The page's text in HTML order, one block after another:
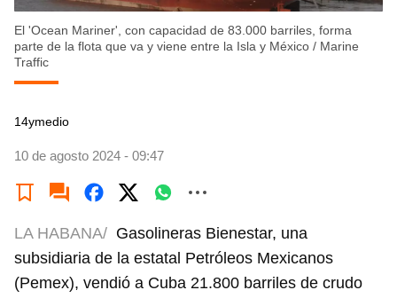
El 'Ocean Mariner', con capacidad de 83.000 barriles, forma
parte de la flota que va y viene entre la Isla y México / Marine
Traffic
14ymedio
10 de agosto 2024 - 09:47
LA HABANA/ Gasolineras Bienestar, una
subsidiaria de la estatal Petróleos Mexicanos
(Pemex), vendió a Cuba 21.800 barriles de crudo